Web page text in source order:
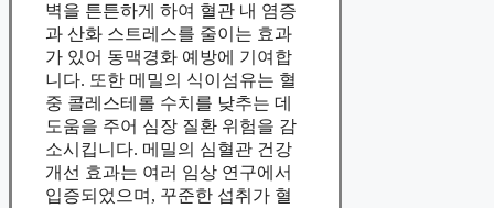
벽을 튼튼하게 하여 혈관 내 염증
과 산화 스트레스를 줄이는 효과
가 있어 동맥경화 예방에 기여합
니다. 또한 메밀의 식이섬유는 혈
중 콜레스테롤 수치를 낮추는 데
도움을 주어 심장 질환 위험을 감
소시킵니다. 메밀의 심혈관 건강
개선 효과는 여러 임상 연구에서
입증되었으며, 꾸준한 섭취가 혈